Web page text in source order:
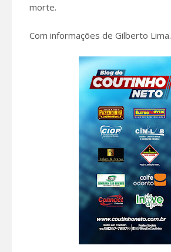
morte.
Com informações de Gilberto Lima.